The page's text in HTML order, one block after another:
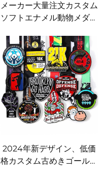
メーカー大量注文カスタム
ソフトエナメル動物メダル
ル カスタム亜鉛合金金属
ランニングメダル
2024年新デザイン、低価
格カスタム古めきゴールド